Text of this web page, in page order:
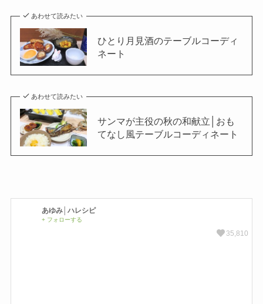
あわせて読みたい
ひとり月見酒のテーブルコーディ
ネート
あわせて読みたい
サンマが主役の秋の和献立│おも
てなし風テーブルコーディネート